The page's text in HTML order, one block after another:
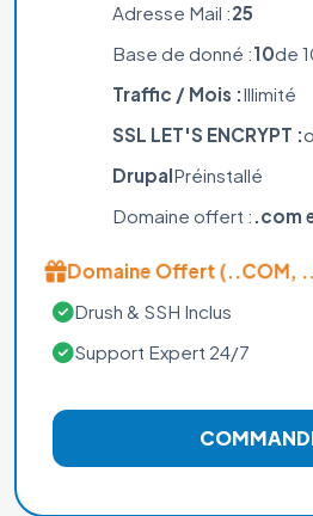
Adresse Mail :25
Base de donné :10de
Traffic / Mois :Illimité
SSL LET'S ENCRYPT :
DrupalPréinstallé
Domaine offert : .com
Domaine Offert (..COM,
Drush & SSH Inclus
Support Expert 24/7